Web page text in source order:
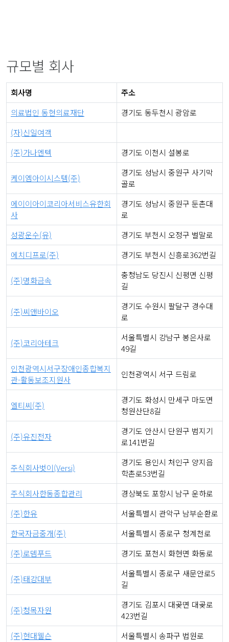
규모별 회사
회사명
주소
의료법인 동현의료재단
경기도 동두천시 광암로
(자)신일여객
(주)가나엔텍
경기도 이천시 설봉로
케이엠아이시스템(주)
경기도 성남시 중원구 사기막
골로
에이이아이코리아서비스유한회
사
경기도 성남시 중원구 둔촌대
로
성광운수(유)
경기도 부천시 오정구 벌말로
에치디프로(주)
경기도 부천시 신흥로362번길
(주)명화금속
충청남도 당진시 신평면 신평
길
(주)씨앤바이오
경기도 수원시 팔달구 경수대
로
(주)코리아테크
서울특별시 강남구 봉은사로
49길
인천광역시서구장애인종합복지
관-활동보조지원사
인천광역시 서구 드림로
엘티씨(주)
경기도 화성시 만세구 마도면
청원산단8길
(주)유진전자
경기도 안산시 단원구 범지기
로141번길
주식회사벗이(Versi)
경기도 용인시 처인구 양지읍
학촌로53번길
주식회사한동종합관리
경상북도 포항시 남구 운하로
(주)한유
서울특별시 관악구 남부순환로
한국자금중개(주)
서울특별시 종로구 청계천로
(주)로뎀푸드
경기도 포천시 화현면 화동로
(주)태강대부
서울특별시 종로구 새문안로5
길
(주)청목자원
경기도 김포시 대곶면 대곶로
423번길
(주)현대웰슨
서울특별시 송파구 법원로